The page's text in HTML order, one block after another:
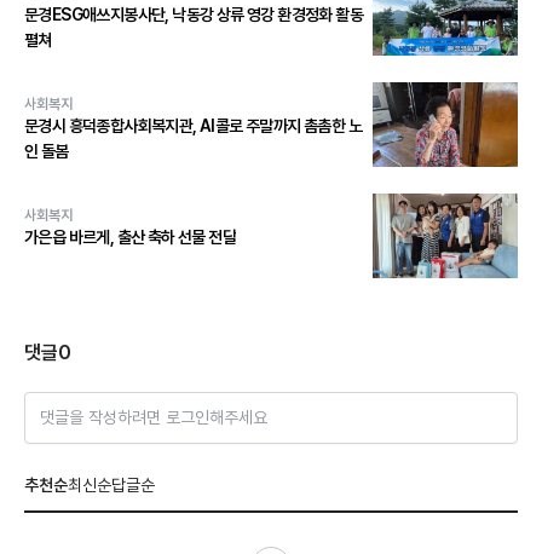
문경ESG애쓰지봉사단, 낙동강 상류 영강 환경정화 활동
펼쳐
사회복지
문경시 흥덕종합사회복지관, AI콜로 주말까지 촘촘한 노
인 돌봄
사회복지
가은읍 바르게, 출산 축하 선물 전달
댓글0
댓글을 작성하려면 로그인해주세요
추천순최신순답글순